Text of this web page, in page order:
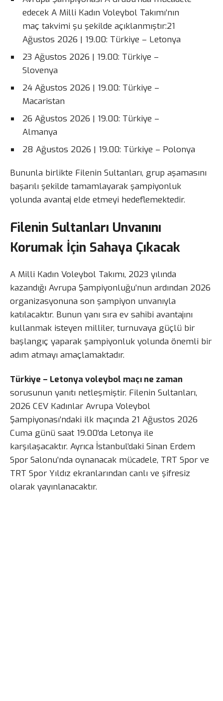
edecek A Milli Kadın Voleybol Takımı’nın
maç takvimi şu şekilde açıklanmıştır:21
Ağustos 2026 | 19.00: Türkiye – Letonya
23 Ağustos 2026 | 19.00: Türkiye –
Slovenya
24 Ağustos 2026 | 19.00: Türkiye –
Macaristan
26 Ağustos 2026 | 19.00: Türkiye –
Almanya
28 Ağustos 2026 | 19.00: Türkiye – Polonya
Bununla birlikte Filenin Sultanları, grup aşamasını
başarılı şekilde tamamlayarak şampiyonluk
yolunda avantaj elde etmeyi hedeflemektedir.
Filenin Sultanları Unvanını
Korumak İçin Sahaya Çıkacak
A Milli Kadın Voleybol Takımı, 2023 yılında
kazandığı Avrupa Şampiyonluğu’nun ardından 2026
organizasyonuna son şampiyon unvanıyla
katılacaktır. Bunun yanı sıra ev sahibi avantajını
kullanmak isteyen milliler, turnuvaya güçlü bir
başlangıç yaparak şampiyonluk yolunda önemli bir
adım atmayı amaçlamaktadır.
Türkiye – Letonya voleybol maçı ne zaman
sorusunun yanıtı netleşmiştir. Filenin Sultanları,
2026 CEV Kadınlar Avrupa Voleybol
Şampiyonası’ndaki ilk maçında 21 Ağustos 2026
Cuma günü saat 19.00’da Letonya ile
karşılaşacaktır. Ayrıca İstanbul’daki Sinan Erdem
Spor Salonu’nda oynanacak mücadele, TRT Spor ve
TRT Spor Yıldız ekranlarından canlı ve şifresiz
olarak yayınlanacaktır.